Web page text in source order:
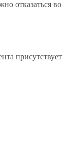
отказаться во
присутствует